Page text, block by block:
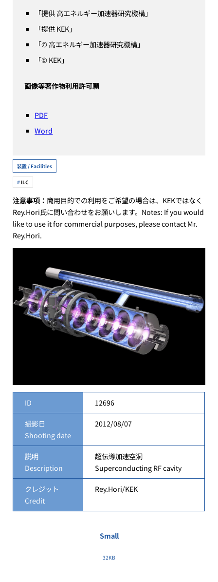
「提供 高エネルギー加速器研究機構」
「提供 KEK」
「© 高エネルギー加速器研究機構」
「© KEK」
画像等著作物利用許可願
PDF
Word
装置 / Facilities
ILC
注意事項： 商用目的での利用をご希望の場合は、KEKではなく
Rey.Hori氏に問い合わせをお願いします。Notes: If you would
like to use it for commercial purposes, please contact Mr.
Rey.Hori.
ID 12696
撮影日
Shooting date
2012/08/07
説明
Description
超伝導加速空洞
Superconducting RF cavity
クレジット
Credit
Rey.Hori/KEK
Small
32KB